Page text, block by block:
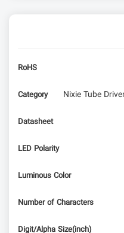
RoHS
Category Nixie Tube
Datasheet
LED Polarity
Luminous Color
Number of Characters
Digit/Alpha Size(inch)